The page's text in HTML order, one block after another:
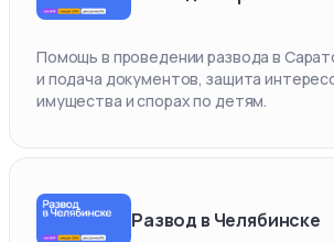
Помощь в проведении развода в
и подача документов, защита
имущества и спорах по детям.
Развод в Челябинске